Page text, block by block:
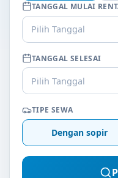
TANGGAL MULAI
Pilih Tanggal
TANGGAL SELESAI
Pilih Tanggal
TIPE SEWA
Dengan sopir